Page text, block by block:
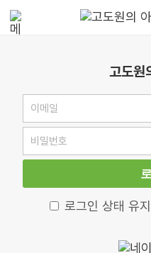
고도원
로그인 상태 유지